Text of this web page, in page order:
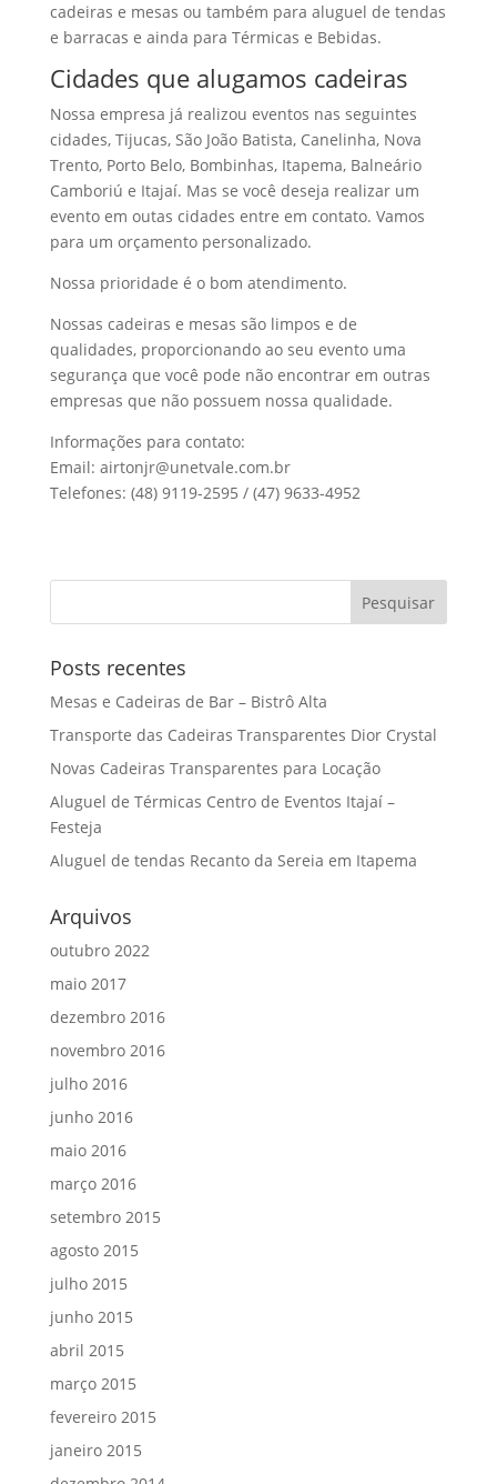
cadeiras e mesas ou também para aluguel de tendas
e barracas e ainda para Térmicas e Bebidas.
Cidades que alugamos cadeiras
Nossa empresa já realizou eventos nas seguintes
cidades, Tijucas, São João Batista, Canelinha, Nova
Trento, Porto Belo, Bombinhas, Itapema, Balneário
Camboriú e Itajaí. Mas se você deseja realizar um
evento em outas cidades entre em contato. Vamos
para um orçamento personalizado.
Nossa prioridade é o bom atendimento.
Nossas cadeiras e mesas são limpos e de
qualidades, proporcionando ao seu evento uma
segurança que você pode não encontrar em outras
empresas que não possuem nossa qualidade.
Informações para contato:
Email: airtonjr@unetvale.com.br
Telefones: (48) 9119-2595 / (47) 9633-4952
Posts recentes
Mesas e Cadeiras de Bar – Bistrô Alta
Transporte das Cadeiras Transparentes Dior Crystal
Novas Cadeiras Transparentes para Locação
Aluguel de Térmicas Centro de Eventos Itajaí –
Festeja
Aluguel de tendas Recanto da Sereia em Itapema
Arquivos
outubro 2022
maio 2017
dezembro 2016
novembro 2016
julho 2016
junho 2016
maio 2016
março 2016
setembro 2015
agosto 2015
julho 2015
junho 2015
abril 2015
março 2015
fevereiro 2015
janeiro 2015